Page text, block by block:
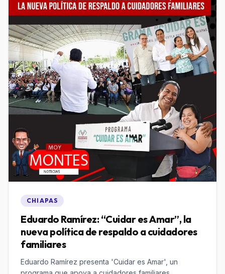
CHIAPAS
Eduardo Ramírez: “Cuidar es Amar”, la
nueva política de respaldo a cuidadores
Eduardo Ramírez presenta 'Cuidar es Amar', un